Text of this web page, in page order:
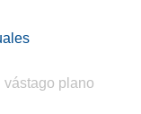
plano